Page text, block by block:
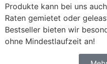
Produkte kann bei uns
Raten gemietet oder
Bestseller bieten wir
ohne Mindestlaufzeit an!